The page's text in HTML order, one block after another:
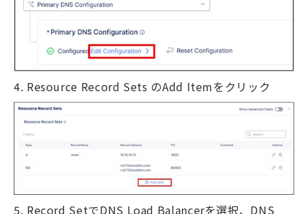
4. Resource Record Sets のAdd Itemをクリック
5. Record SetでDNS Load Balancerを選択、 DNS